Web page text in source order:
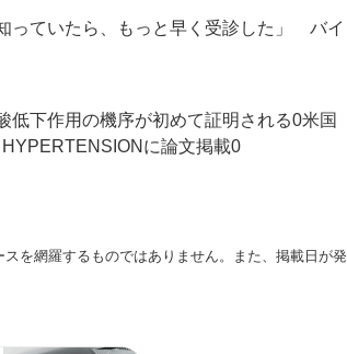
っていたら、もっと早く受診した」 バイ
下作用の機序が初めて証明される0米国
に論文掲載0
を網羅するものではありません。また、掲載日が発